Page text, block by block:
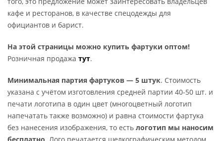
кафе и ресторанов, в качестве спецодежды для
официантов и барист.
На этой страницы можно купить фартуки оптом!
Розничная продажа тут.
Минимальная партия фартуков — 5 штук. Стоимость
указана с учётом изготовления средней партии 40-50 шт. и
печати логотипа в один цвет (многоцветный логотип
напечатать также возможно) и равна стоимости фартука
без нанесения изображения, то есть логотип мы наносим